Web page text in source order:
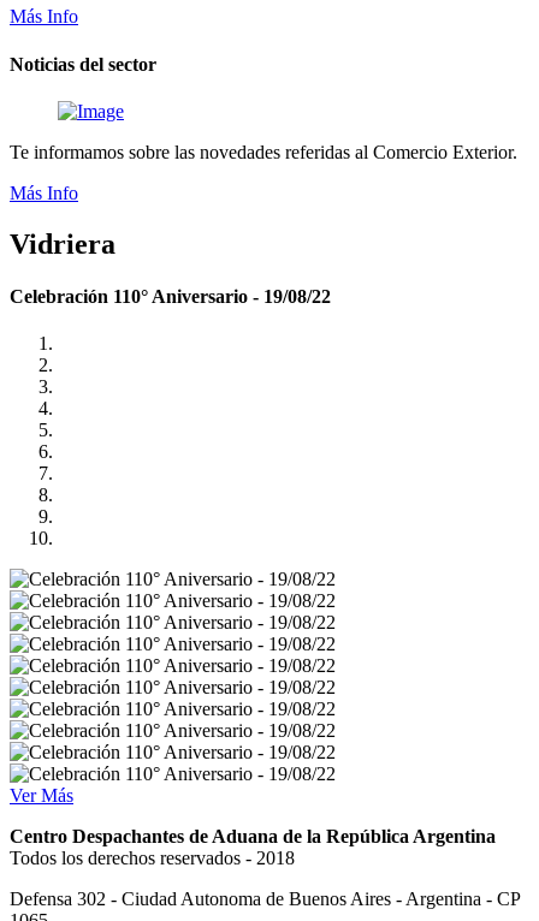
Más Info
Noticias del sector
Te informamos sobre las novedades referidas al Comercio Exterior.
Más Info
Vidriera
Celebración 110° Aniversario - 19/08/22
Ver Más
Centro Despachantes de Aduana de la República Argentina
Todos los derechos reservados - 2018
Defensa 302 - Ciudad Autonoma de Buenos Aires - Argentina - CP